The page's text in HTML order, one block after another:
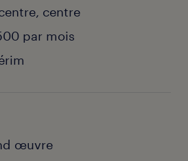
centre
par mois
œuvre